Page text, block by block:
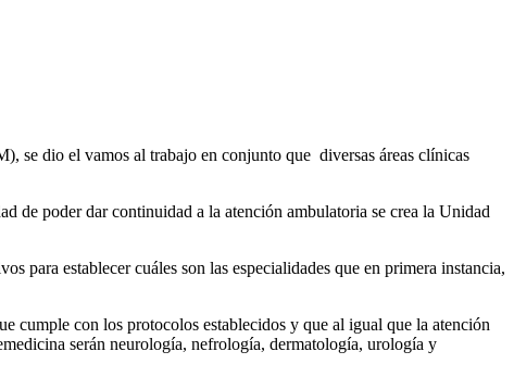
dio el vamos al trabajo en conjunto que diversas áreas clínicas
de poder dar continuidad a la atención ambulatoria se crea la Unidad
para establecer cuáles son las especialidades que en primera instancia,
cumple con los protocolos establecidos y que al igual que la atención
serán neurología, nefrología, dermatología, urología y